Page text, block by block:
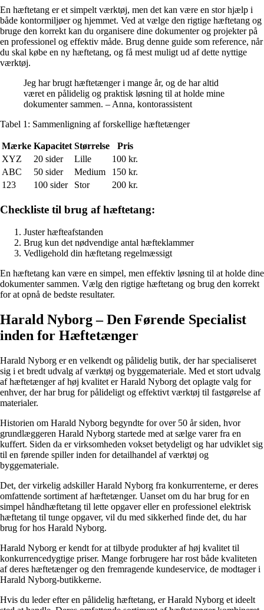
En hæftetang er et simpelt værktøj, men det kan være en stor hjælp i
både kontormiljøer og hjemmet. Ved at vælge den rigtige hæftetang og
bruge den korrekt kan du organisere dine dokumenter og projekter på
en professionel og effektiv måde. Brug denne guide som reference, når
du skal købe en ny hæftetang, og få mest muligt ud af dette nyttige
værktøj.
Jeg har brugt hæftetænger i mange år, og de har altid
været en pålidelig og praktisk løsning til at holde mine
dokumenter sammen. – Anna, kontorassistent
Tabel 1: Sammenligning af forskellige hæftetænger
Mærke Kapacitet Størrelse
Pris
XYZ
20 sider Lille
100 kr.
ABC
50 sider Medium
150 kr.
123
100 sider Stor 200 kr.
Checkliste til brug af hæftetang:
Juster hæfteafstanden
Brug kun det nødvendige antal hæfteklammer
Vedligehold din hæftetang regelmæssigt
En hæftetang kan være en simpel, men effektiv løsning til at holde dine
dokumenter sammen. Vælg den rigtige hæftetang og brug den korrekt
for at opnå de bedste resultater.
Harald Nyborg – Den Førende Specialist
inden for Hæftetænger
Harald Nyborg er en velkendt og pålidelig butik, der har specialiseret
sig i et bredt udvalg af værktøj og byggemateriale. Med et stort udvalg
af hæftetænger af høj kvalitet er Harald Nyborg det oplagte valg for
enhver, der har brug for pålideligt og effektivt værktøj til fastgørelse af
materialer.
Historien om Harald Nyborg begyndte for over 50 år siden, hvor
grundlæggeren Harald Nyborg startede med at sælge varer fra en
kuffert. Siden da er virksomheden vokset betydeligt og har udviklet sig
til en førende spiller inden for detailhandel af værktøj og
byggemateriale.
Det, der virkelig adskiller Harald Nyborg fra konkurrenterne, er deres
omfattende sortiment af hæftetænger. Uanset om du har brug for en
simpel håndhæftetang til lette opgaver eller en professionel elektrisk
hæftetang til tunge opgaver, vil du med sikkerhed finde det, du har
brug for hos Harald Nyborg.
Harald Nyborg er kendt for at tilbyde produkter af høj kvalitet til
konkurrencedygtige priser. Mange forbrugere har rost både kvaliteten
af deres hæftetænger og den fremragende kundeservice, de modtager i
Harald Nyborg-butikkerne.
Hvis du leder efter en pålidelig hæftetang, er Harald Nyborg et ideelt